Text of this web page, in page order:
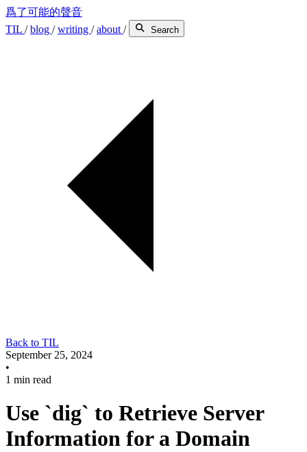
爲了可能的聲音
TIL /blog /writing /about / Search
Back to TIL
September 25, 2024
•
1 min read
Use `dig` to Retrieve Server
Information for a Domain